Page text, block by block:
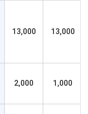
13,000 13,000
2,000 1,000